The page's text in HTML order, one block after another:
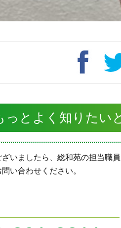
っとよく知りたい
ざいましたら、総和苑の担当職
い合わせください。